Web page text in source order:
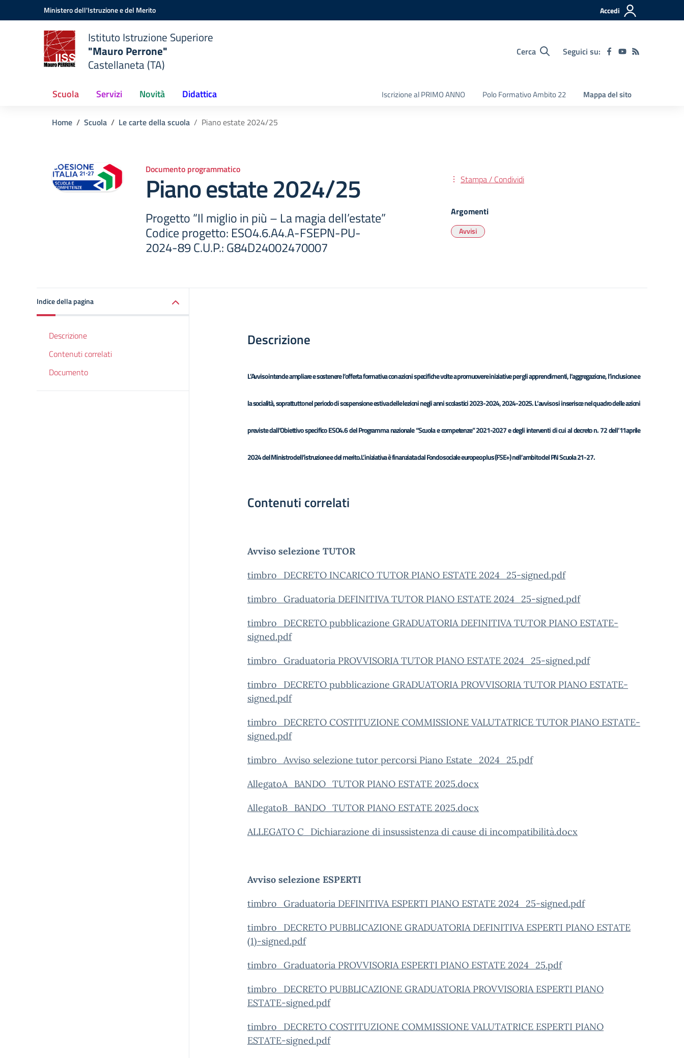
Vai ai contenuti
Vai al menu di navigazioneMinistero dell'Istruzione e del Merito Accedi
Istituto Istruzione Superiore
"Mauro Perrone"
Castellaneta (TA)
Cerca Seguici su:
Scuola Servizi Novità Didattica Iscrizione al PRIMO ANNO Polo Formativo Ambito 22 Mappa del sito
Home Scuola Le carte della scuola Piano estate 2024/25
Documento programmatico
Piano estate 2024/25
Progetto “Il miglio in più – La magia dell’estate”
Codice progetto: ESO4.6.A4.A-FSEPN-PU-
2024-89 C.U.P.: G84D24002470007
Stampa / Condividi
Argomenti
Avvisi
Indice della pagina
Descrizione
Contenuti correlati
Documento
Descrizione
L’Avviso intende ampliare e sostenere l’offerta formativa con azioni specifiche volte a promuovere iniziative per gli apprendimenti, l’aggregazione, l’inclusione e
la socialità, soprattutto nel periodo di sospensione estiva delle lezioni negli anni scolastici 2023-2024, 2024-2025. L’avviso si inserisce nel quadro delle azioni
previste dall’Obiettivo specifico ESO4.6 del Programma nazionale “Scuola e competenze” 2021-2027 e degli interventi di cui al decreto n. 72 dell’11aprile
2024 del Ministro dell’istruzione e del merito.L’iniziativa è finanziata dal Fondo sociale europeo plus (FSE+) nell’ambito del PN Scuola 21-27.
Contenuti correlati
Avviso selezione TUTOR
timbro_DECRETO INCARICO TUTOR PIANO ESTATE 2024_25-signed.pdf
timbro_Graduatoria DEFINITIVA TUTOR PIANO ESTATE 2024_25-signed.pdf
timbro_DECRETO pubblicazione GRADUATORIA DEFINITIVA TUTOR PIANO ESTATE-
signed.pdf
timbro_Graduatoria PROVVISORIA TUTOR PIANO ESTATE 2024_25-signed.pdf
timbro_DECRETO pubblicazione GRADUATORIA PROVVISORIA TUTOR PIANO ESTATE-
signed.pdf
timbro_DECRETO COSTITUZIONE COMMISSIONE VALUTATRICE TUTOR PIANO ESTATE-
signed.pdf
timbro_Avviso selezione tutor percorsi Piano Estate_2024_25.pdf
AllegatoA_BANDO_TUTOR PIANO ESTATE 2025.docx
AllegatoB_BANDO_TUTOR PIANO ESTATE 2025.docx
ALLEGATO C_Dichiarazione di insussistenza di cause di incompatibilità.docx
Avviso selezione ESPERTI
timbro_Graduatoria DEFINITIVA ESPERTI PIANO ESTATE 2024_25-signed.pdf
timbro_DECRETO PUBBLICAZIONE GRADUATORIA DEFINITIVA ESPERTI PIANO ESTATE
(1)-signed.pdf
timbro_Graduatoria PROVVISORIA ESPERTI PIANO ESTATE 2024_25.pdf
timbro_DECRETO PUBBLICAZIONE GRADUATORIA PROVVISORIA ESPERTI PIANO
ESTATE-signed.pdf
timbro_DECRETO COSTITUZIONE COMMISSIONE VALUTATRICE ESPERTI PIANO
ESTATE-signed.pdf